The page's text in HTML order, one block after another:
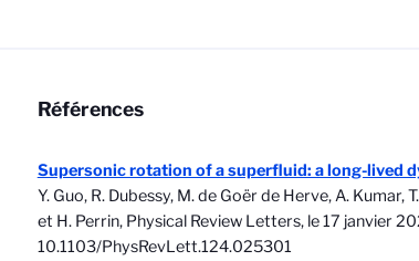
Références
Supersonic rotation of a superfluid: a long-lived
Y. Guo, R. Dubessy, M. de Goër de Herve, A. Kumar,
et H. Perrin, Physical Review Letters, le 17 janvier
10.1103/PhysRevLett.124.025301